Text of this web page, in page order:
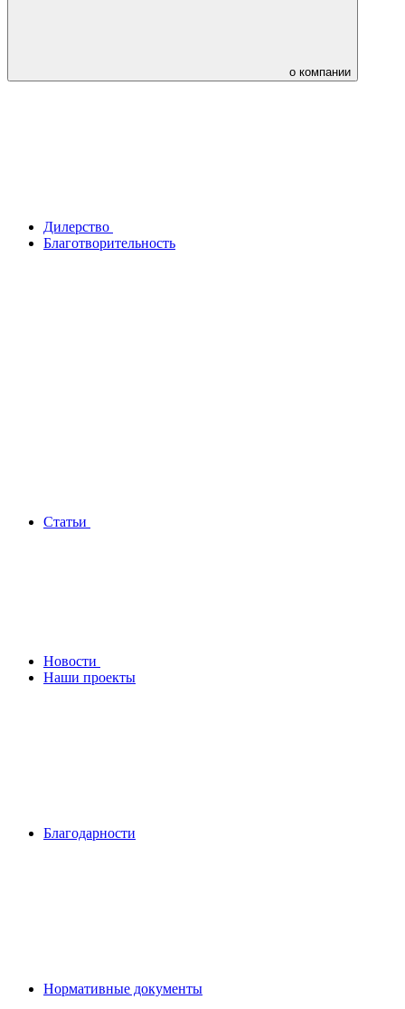
о компании
Дилерство
Благотворительность
Статьи
Новости
Наши проекты
Благодарности
Нормативные документы